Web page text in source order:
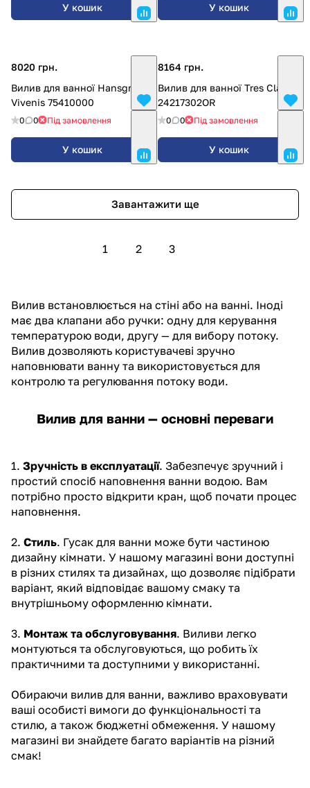
У кошик У кошик
8020 грн.
Вилив для ванної Hansgrohe
Vivenis 75410000
0 0 Під замовлення
У кошик
8164 грн.
Вилив для ванної Tres Clasic
24217302OR
0 0 Під замовлення
У кошик
Завантажити ще
1 2 3
Вилив встановлюється на стіні або на ванні. Іноді
має два клапани або ручки: одну для керування
температурою води, другу — для вибору потоку.
Вилив дозволяють користувачеві зручно
наповнювати ванну та використовується для
контролю та регулювання потоку води.
Вилив для ванни — основні переваги
1. Зручність в експлуатації. Забезпечує зручний і
простий спосіб наповнення ванни водою. Вам
потрібно просто відкрити кран, щоб почати процес
наповнення.
2. Стиль. Гусак для ванни може бути частиною
дизайну кімнати. У нашому магазині вони доступні
в різних стилях та дизайнах, що дозволяє підібрати
варіант, який відповідає вашому смаку та
внутрішньому оформленню кімнати.
3. Монтаж та обслуговування. Виливи легко
монтуються та обслуговуються, що робить їх
практичними та доступними у використанні.
Обираючи вилив для ванни, важливо враховувати
ваші особисті вимоги до функціональності та
стилю, а також бюджетні обмеження. У нашому
магазині ви знайдете багато варіантів на різний
смак!